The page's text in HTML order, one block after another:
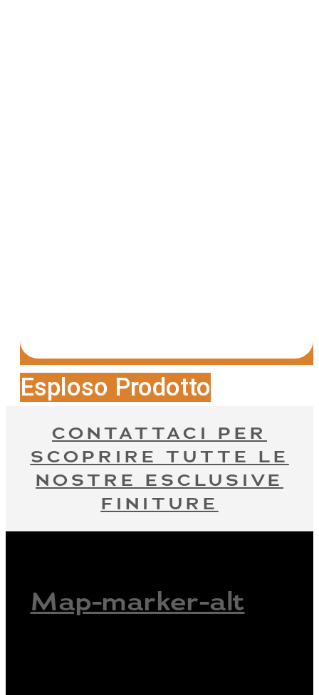
Esploso Prodotto
CONTATTACI PER
SCOPRIRE TUTTE LE
NOSTRE ESCLUSIVE
FINITURE
Map-marker-alt